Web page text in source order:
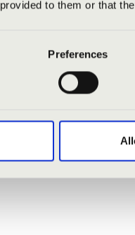
to them or that
Preferences